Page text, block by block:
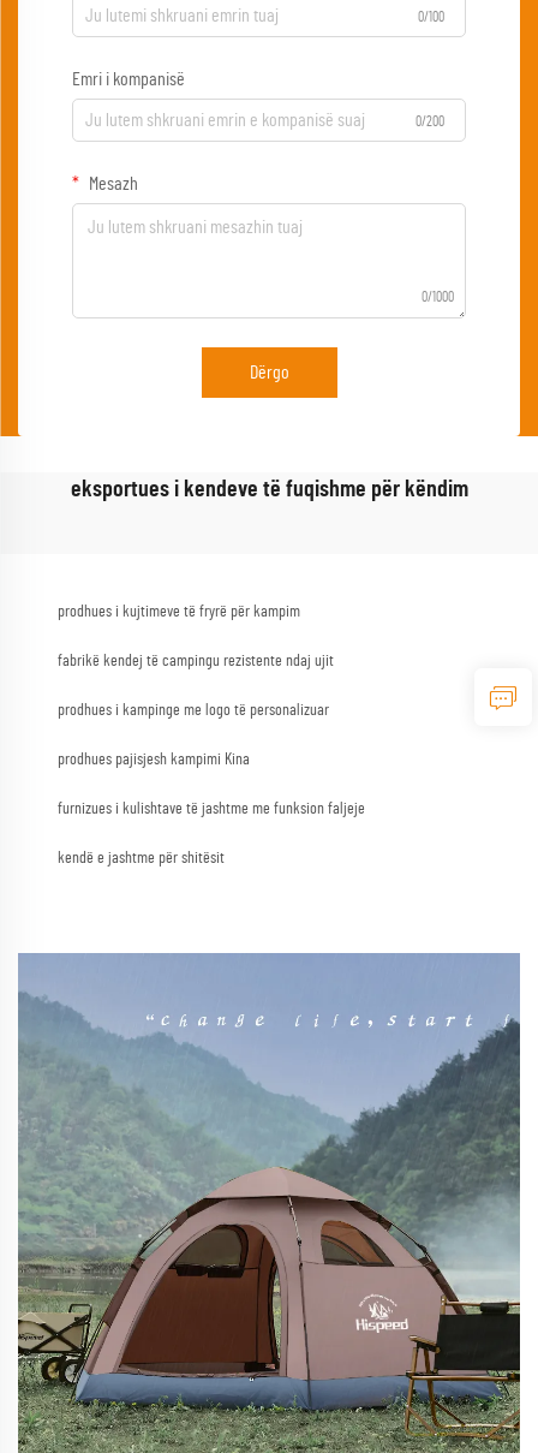
0/100
Emri i kompanisë
0/200
Mesazh
0/1000
Dërgo
eksportues i kendeve të fuqishme për këndim
prodhues i kujtimeve të fryrë për kampim
fabrikë kendej të campingu rezistente ndaj ujit
prodhues i kampinge me logo të personalizuar
prodhues pajisjesh kampimi Kina
furnizues i kulishtave të jashtme me funksion faljeje
kendë e jashtme për shitësit